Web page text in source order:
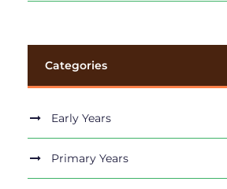
Categories
Early Years
Primary Years